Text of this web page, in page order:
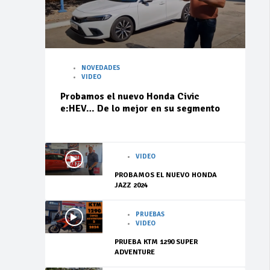
NOVEDADES
VIDEO
Probamos el nuevo Honda Civic
e:HEV… De lo mejor en su segmento
VIDEO
PROBAMOS EL NUEVO HONDA
JAZZ 2024
PRUEBAS
VIDEO
PRUEBA KTM 1290 SUPER
ADVENTURE